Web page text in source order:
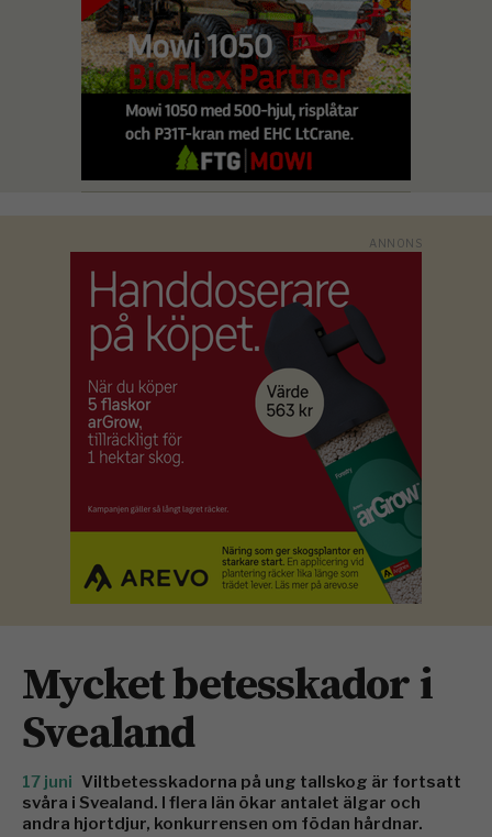
Mycket betesskador i
Svealand
17 juni Viltbetesskadorna på ung tallskog är fortsatt
svåra i Svealand. I flera län ökar antalet älgar och
andra hjortdjur, konkurrensen om födan hårdnar.